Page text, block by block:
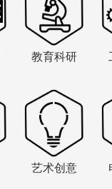
教育科研
艺术创意